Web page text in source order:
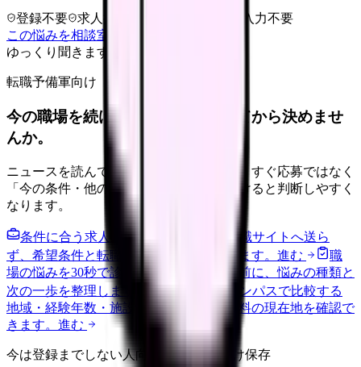
登録不要 求人押し売りなし
病院名は入力不要
この悩みを相談室で整理する
ゆっくり聞きます
転職予備軍向け
今の職場を続けるか、条件を比べてから決めませ
んか。
ニュースを読んで不安が強くなった時は、すぐ応募ではなく
「今の条件・他の選択肢・相談先」を分けると判断しやすく
なります。
条件に合う求人通知を受け取る
外部転職サイトへ送ら
ず、希望条件と転職時期を自社で預かります。 進む
職
場の悩みを30秒で診断
辞めるべきか迷う前に、悩みの種類と
次の一歩を整理します。
進む
給料コンパスで比較する
地域・経験年数・施設形態から、今の給料の現在地を確認で
きます。 進む
今は登録までしない人向け: 希望条件だけ保存